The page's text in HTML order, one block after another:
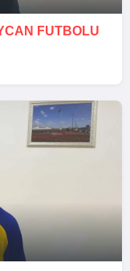
FUTBOLU